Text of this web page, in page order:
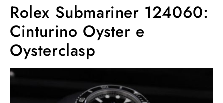
Rolex Submariner 124060:
Cinturino Oyster e
Oysterclasp